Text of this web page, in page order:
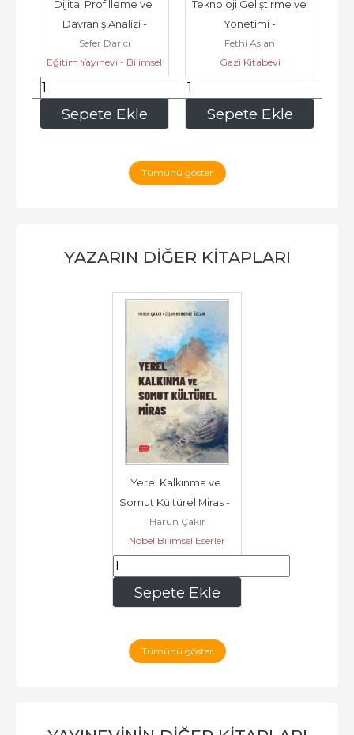
Sepete Ekle
Dijital Profilleme ve
Davranış Analizi -
Sefer Darıcı
Eğitim Yayınevi - Bilimsel
Eserler
337,50 Sepete Ekle
Teknoloji Geliştirme ve
Yönetimi -
Fethi Aslan
Gazi Kitabevi
212,50
Tümünü göster
YAZARIN DIĞER KITAPLARI
Sepete Ekle
Yerel Kalkınma ve
Somut Kültürel Miras -
2025
Harun Çakır
Nobel Bilimsel Eserler
200,60
Tümünü göster